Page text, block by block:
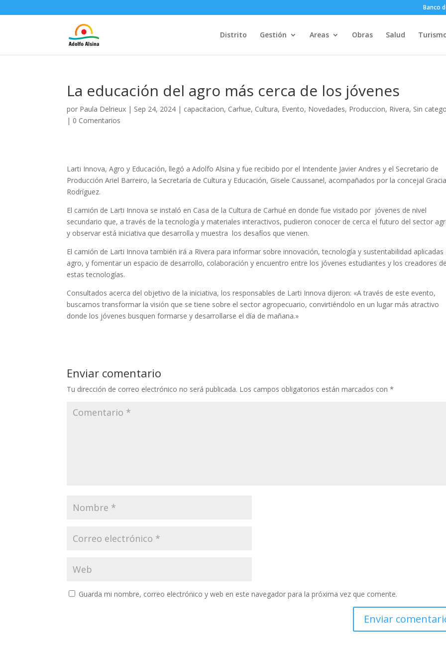
Banco
Distrito Gestión Areas Obras Salud
La educación del agro más cerca de los jóvenes
por Paula Delrieux | Sep 24, 2024 | capacitacion, Carhue, Cultura, Evento, Novedades, Produccion, Rivera, Sin
| 0 Comentarios
Larti Innova, Agro y Educación, llegó a Adolfo Alsina y fue recibido por el Intendente Javier Andres y el Secretario de
Producción Ariel Barreiro, la Secretaría de Cultura y Educación, Gisele Caussanel, acompañados por la concejal
Rodríguez.
El camión de Larti Innova se instaló en Casa de la Cultura de Carhué en donde fue visitado por jóvenes de nivel
secundario que, a través de la tecnología y materiales interactivos, pudieron conocer de cerca el futuro del sector
y observar está iniciativa que desarrolla y muestra los desafíos que vienen.
El camión de Larti Innova también irá a Rivera para informar sobre innovación, tecnología y sustentabilidad aplicadas
agro, y fomentar un espacio de desarrollo, colaboración y encuentro entre los jóvenes estudiantes y los creadores
estas tecnologías.
Consultados acerca del objetivo de la iniciativa, los responsables de Larti Innova dijeron: «A través de este evento,
buscamos transformar la visión que se tiene sobre el sector agropecuario, convirtiéndolo en un lugar más atractivo
donde los jóvenes busquen formarse y desarrollarse el día de mañana.»
Enviar comentario
Tu dirección de correo electrónico no será publicada. Los campos obligatorios están marcados con*
Guarda mi nombre, correo electrónico y web en este navegador para la próxima vez que comente.